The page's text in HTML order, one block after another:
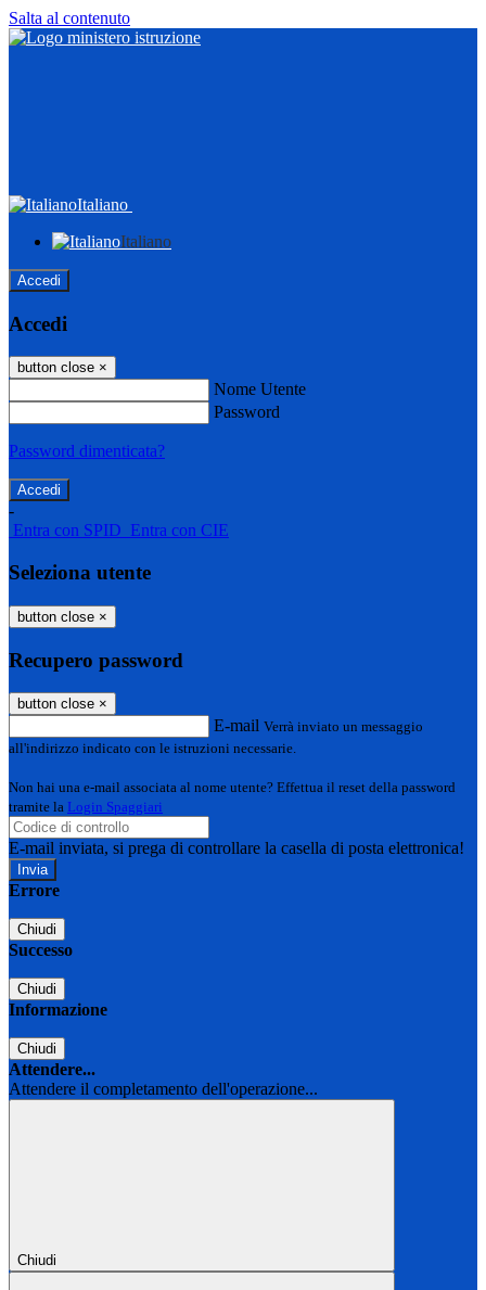
Salta al contenuto
Italiano
Italiano
Accedi
Accedi
button close ×
Nome Utente
Password
Password dimenticata?
-
Entra con SPID Entra con CIE
Seleziona utente
button close ×
Recupero password
button close ×
E-mail Verrà inviato un messaggio
all'indirizzo indicato con le istruzioni necessarie.
Non hai una e-mail associata al nome utente? Effettua il reset della password
tramite la Login Spaggiari
E-mail inviata, si prega di controllare la casella di posta elettronica!
Errore
Chiudi
Successo
Chiudi
Informazione
Chiudi
Attendere...
Attendere il completamento dell'operazione...
Chiudi